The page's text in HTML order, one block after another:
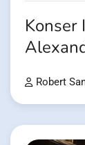
Konser
Robert